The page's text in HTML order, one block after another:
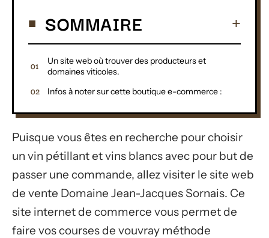
SOMMAIRE
Un site web où trouver des producteurs et
domaines viticoles.
Infos à noter sur cette boutique e-commerce :
Puisque vous êtes en recherche pour choisir
un vin pétillant et vins blancs avec pour but de
passer une commande, allez visiter le site web
de vente Domaine Jean-Jacques Sornais. Ce
site internet de commerce vous permet de
faire vos courses de vouvray méthode